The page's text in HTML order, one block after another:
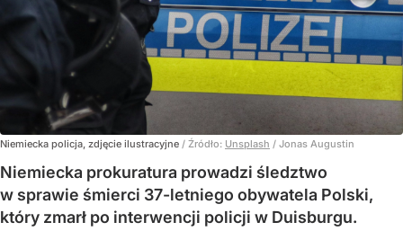
Niemiecka policja, zdjęcie ilustracyjne / Źródło: Unsplash / Jonas Augustin
Niemiecka prokuratura prowadzi śledztwo
w sprawie śmierci 37-letniego obywatela Polski,
który zmarł po interwencji policji w Duisburgu.